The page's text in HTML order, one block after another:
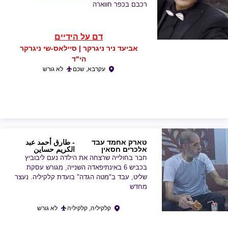
רכבם בכפר חווארה
דם על הידיים
אביעד ניר ניגרקר | סיילאס-שי ניגרקר
הי"ד
עקרבא, שכם לא גורש
טארק אחמד עבד
אלכרים חסאין
- طارق أحمد عبد
الكريم حساين
חבר בחולייה שרצחה את הילדה נעם ליבוביץ
בכביש 6 באינתיפאדה השנייה, מגורש עסקת
שליט, עבד ב"מטה הגדה" בועדת קלקיליה. נעצר
מחדש
קלקיליה, קלקיליה לא גורש